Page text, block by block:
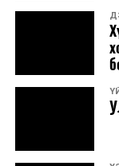
ҮЙЛ